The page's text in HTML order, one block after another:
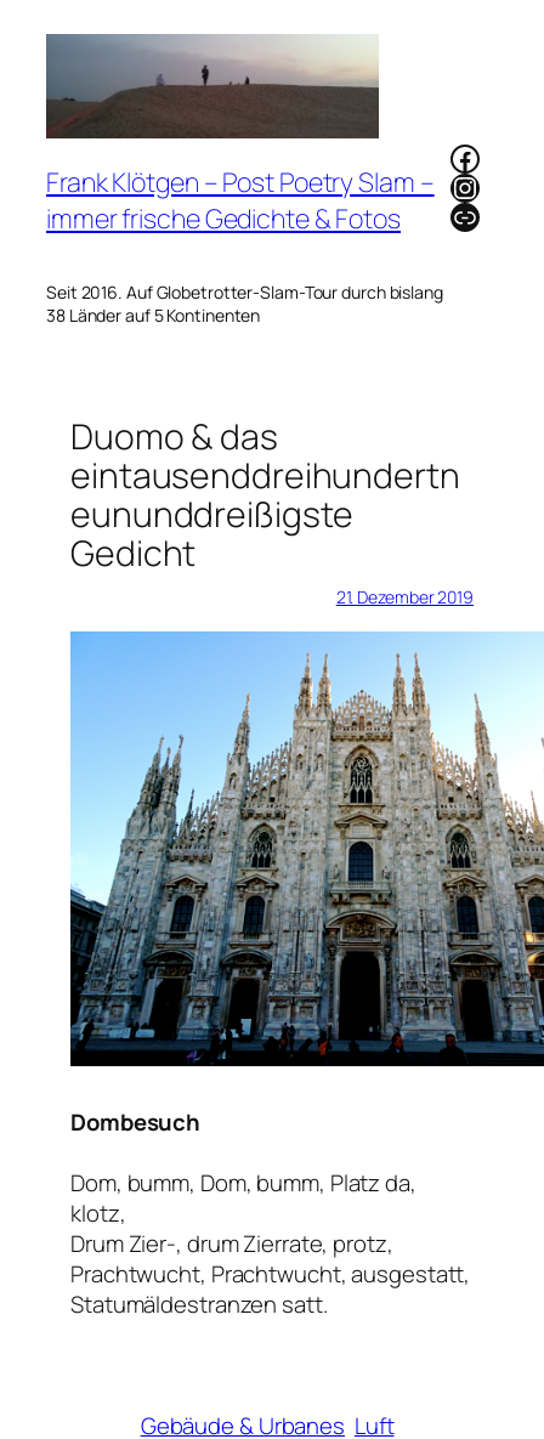
Frank Klötgen – Post Poetry Slam –
immer frische Gedichte & Fotos
Seit 2016. Auf Globetrotter-Slam-Tour durch bislang
38 Länder auf 5 Kontinenten
Link
Duomo & das
eintausenddreihundertn
eununddreißigste
Gedicht
21. Dezember 2019
Dombesuch
Dom, bumm, Dom, bumm, Platz da,
klotz,
Drum Zier-, drum Zierrate, protz,
Prachtwucht, Prachtwucht, ausgestatt,
Statumäldestranzen satt.
Gebäude & Urbanes Luft